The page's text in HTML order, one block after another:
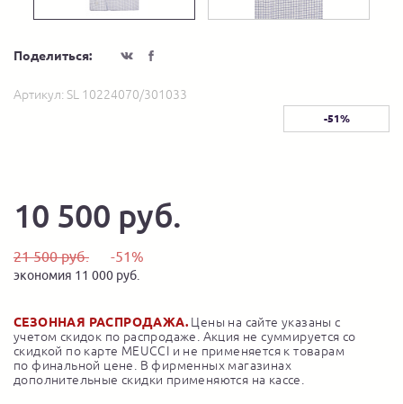
Поделиться:
Артикул: SL 10224070/301033
-51%
10 500 руб.
21 500 руб. -51%
экономия 11 000 руб.
СЕЗОННАЯ РАСПРОДАЖА. Цены на сайте указаны с
учетом скидок по распродаже. Акция не суммируется со
скидкой по карте MEUCCI и не применяется к товарам
по финальной цене. В фирменных магазинах
дополнительные скидки применяются на кассе.